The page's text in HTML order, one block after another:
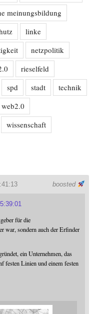
meinungsbildung
linke
netzpolitik
rieselfeld
spd stadt
technik
web2.0
wissenschaft
boosted
für die
war, sondern auch der Erfinder
ein Unternehmen, das
festen Linien und einem festen